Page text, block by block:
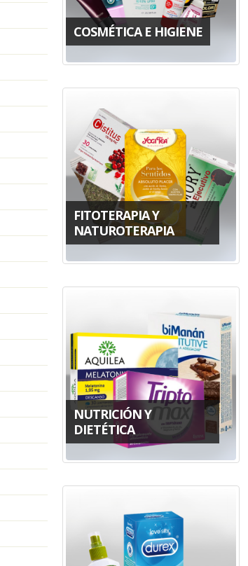
COSMÉTICA E HIGIENE
FITOTERAPIA Y
NATUROTERAPIA
NUTRICIÓN Y
DIETÉTICA